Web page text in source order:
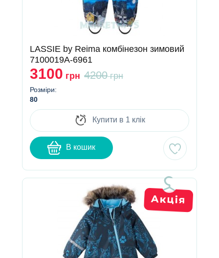
LASSIE by Reima комбінезон зимовий
7100019A-6961
3100 грн 4200грн
Розміри:
80
Купити в 1 клік
В кошик